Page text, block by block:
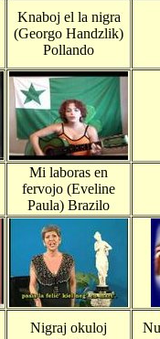
Knaboj el la nigra
(Georgo Handzlik)
Pollando
Mi laboras en
fervojo (Eveline
Paula) Brazilo
Nigraj okuloj